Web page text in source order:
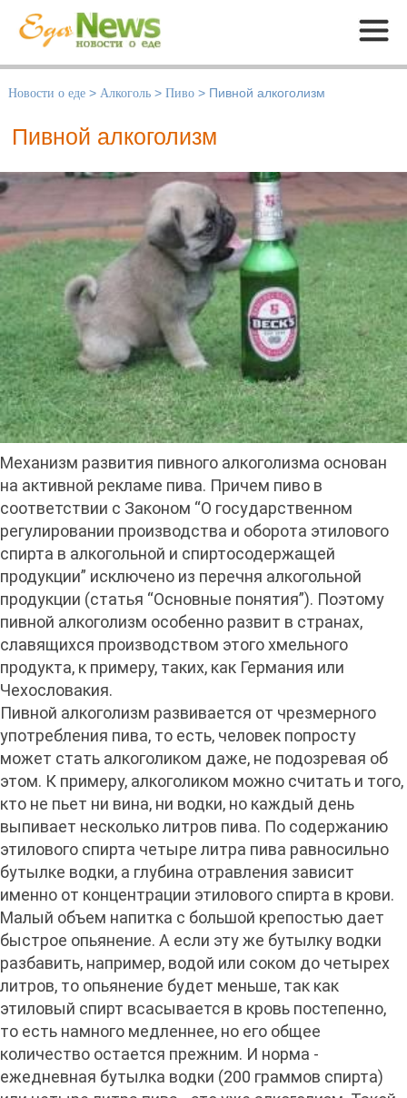
Меню
Новости о еде > Алкоголь > Пиво > Пивной алкоголизм
Пивной алкоголизм
Механизм развития пивного алкоголизма основан
на активной рекламе пива. Причем пиво в
соответствии с Законом “О государственном
регулировании производства и оборота этилового
спирта в алкогольной и спиртосодержащей
продукции” исключено из перечня алкогольной
продукции (статья “Основные понятия”). Поэтому
пивной алкоголизм особенно развит в странах,
славящихся производством этого хмельного
продукта, к примеру, таких, как Германия или
Чехословакия.
Пивной алкоголизм развивается от чрезмерного
употребления пива, то есть, человек попросту
может стать алкоголиком даже, не подозревая об
этом. К примеру, алкоголиком можно считать и того,
кто не пьет ни вина, ни водки, но каждый день
выпивает несколько литров пива. По содержанию
этилового спирта четыре литра пива равносильно
бутылке водки, а глубина отравления зависит
именно от концентрации этилового спирта в крови.
Малый объем напитка с большой крепостью дает
быстрое опьянение. А если эту же бутылку водки
разбавить, например, водой или соком до четырех
литров, то опьянение будет меньше, так как
этиловый спирт всасывается в кровь постепенно,
то есть намного медленнее, но его общее
количество остается прежним. И норма -
ежедневная бутылка водки (200 граммов спирта)